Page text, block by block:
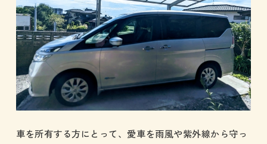
車を所有する方にとって、愛車を雨風や紫外線から守っ